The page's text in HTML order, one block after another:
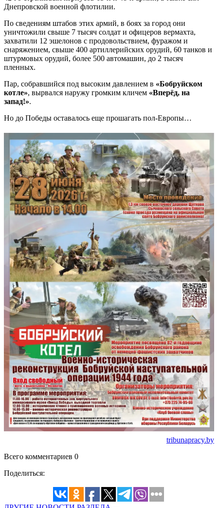
Днепровской военной флотилии.
По сведениям штабов этих армий, в боях за город они
уничтожили свыше 7 тысяч солдат и офицеров вермахта,
захватили 12 эшелонов с продовольствием, фуражом и
снаряжением, свыше 400 артиллерийских орудий, 60 танков и
штурмовых орудий, более 500 автомашин, до 2 тысяч
пленных.
Пар, собравшийся под высоким давлением в «Бобруйском
котле», вырвался наружу громким кличем «Вперёд, на
запад!».
Но до Победы оставалось еще прошагать пол-Европы…
tribunapracy.by
Всего комментариев 0
Поделиться: